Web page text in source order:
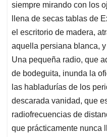
siempre mirando con los
llena de secas tablas de
el escritorio de madera,
aquella persiana blanca,
Una pequeña radio, que
de bodeguita, inunda la
las habladurías de los
descarada vanidad, que
radiofrecuencias de
que prácticamente nunca